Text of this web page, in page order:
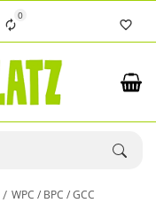
0
WPC / BPC / GCC